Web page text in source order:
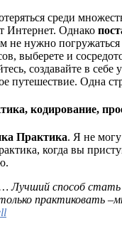
среди
Интернет. Однако
не нужно
выберете и
создавайте в себе
путешествие. Одна
кодирование,
Практика. Я не
когда вы
Лучший способ
практиковать